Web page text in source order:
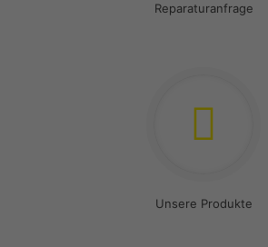
Reparaturanfrage
Unsere Produkte